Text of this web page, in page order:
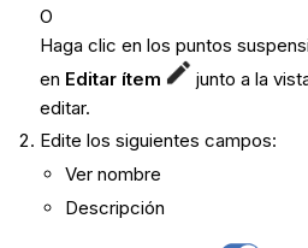
O
Haga clic en los puntos
en Editar ítem
junto a la
editar.
Edite los siguientes campos:
Ver nombre
Descripción